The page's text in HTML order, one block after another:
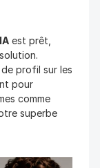
est prêt,
profil sur les
pour
comme
superbe